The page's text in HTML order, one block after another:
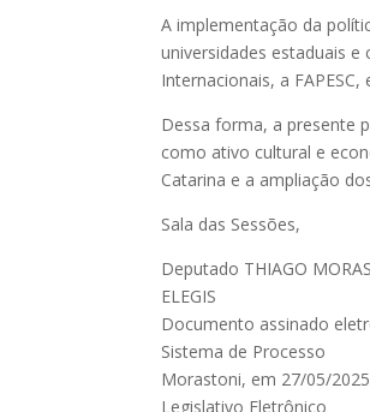
A implementação da
universidades estaduais
Internacionais, a
Dessa forma, a presente
como ativo cultural e
Catarina e a ampliação
Sala das Sessões,
Deputado THIAGO
ELEGIS
Documento assinado
Sistema de Processo
Morastoni, em 27/05/
Legislativo Eletrônico